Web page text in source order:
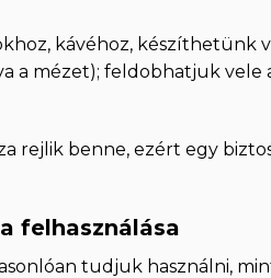
kávéhoz, készíthetünk
a mézet); feldobhatjuk
rejlik benne, ezért egy
felhasználása
tudjuk használni,